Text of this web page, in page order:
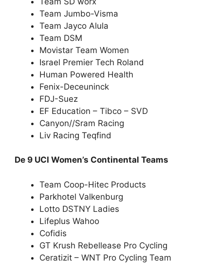
Team Jumbo-Visma
Team Jayco Alula
Team DSM
Movistar Team Women
Israel Premier Tech Roland
Human Powered Health
Fenix-Deceuninck
FDJ-Suez
EF Education – Tibco – SVD
Canyon//Sram Racing
Liv Racing Teqfind
De 9 UCI Women’s Continental Teams
Team Coop-Hitec Products
Parkhotel Valkenburg
Lotto DSTNY Ladies
Lifeplus Wahoo
Cofidis
GT Krush Rebellease Pro Cycling
Ceratizit – WNT Pro Cycling Team